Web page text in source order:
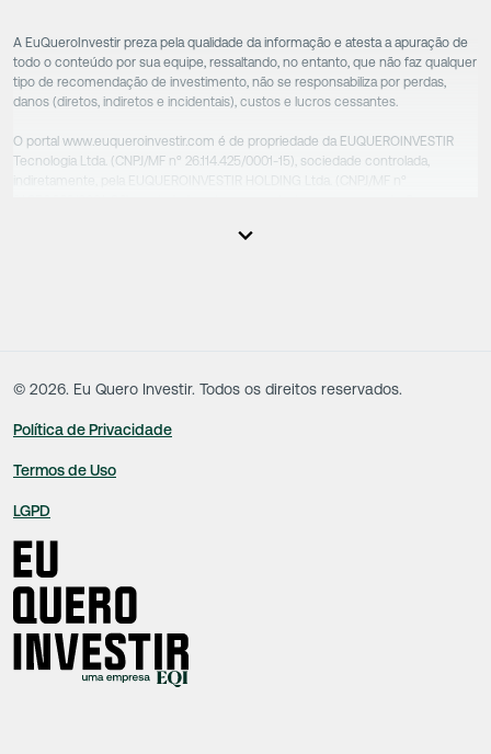
A EuQueroInvestir preza pela qualidade da informação e atesta a apuração de
todo o conteúdo por sua equipe, ressaltando, no entanto, que não faz qualquer
tipo de recomendação de investimento, não se responsabiliza por perdas,
danos (diretos, indiretos e incidentais), custos e lucros cessantes.
O portal www.euqueroinvestir.com é de propriedade da EUQUEROINVESTIR
Tecnologia Ltda. (CNPJ/MF nº 26.114.425/0001-15), sociedade controlada,
responsáveis tecnicamente são totalmente independentes, sendo que estes
© 2026. Eu Quero Investir. Todos os direitos reservados.
Política de Privacidade
Termos de Uso
LGPD